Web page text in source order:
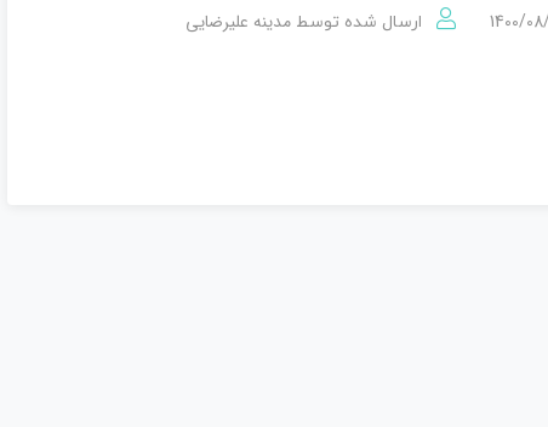
1400/ ارسال شده توسط مدینه علیرضایی